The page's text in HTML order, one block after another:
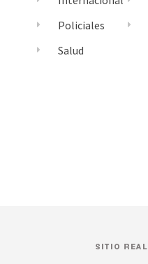
Policiales
Salud